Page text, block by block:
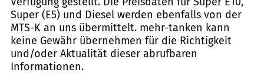
Super (E5) und Diesel werden ebenfalls von der
MTS-K an uns übermittelt. mehr-tanken kann
keine Gewähr übernehmen für die Richtigkeit
und/oder Aktualität dieser abrufbaren
Informationen.